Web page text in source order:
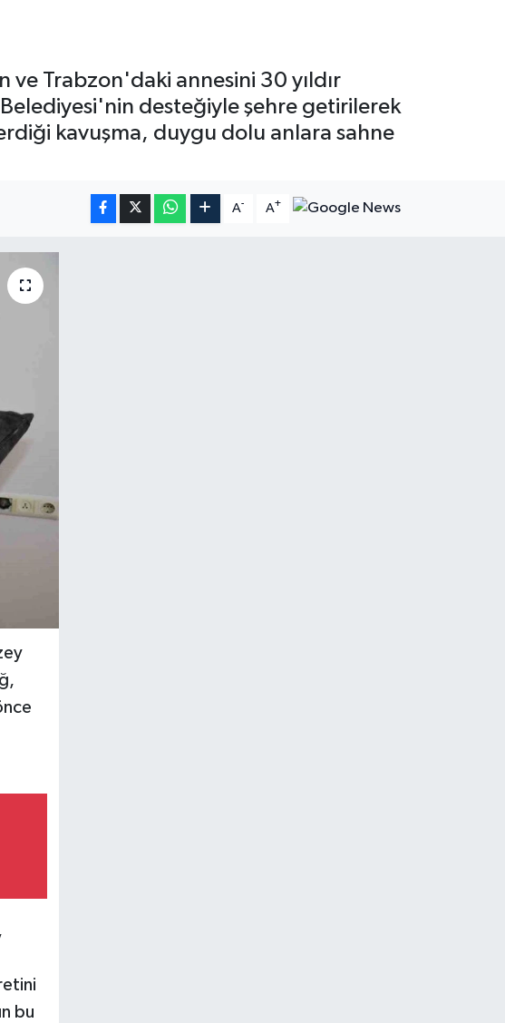
ve Trabzon'daki annesini 30 yıldır
desteğiyle şehre getirilerek
kavuşma, duygu dolu anlara sahne
A- A+
bu